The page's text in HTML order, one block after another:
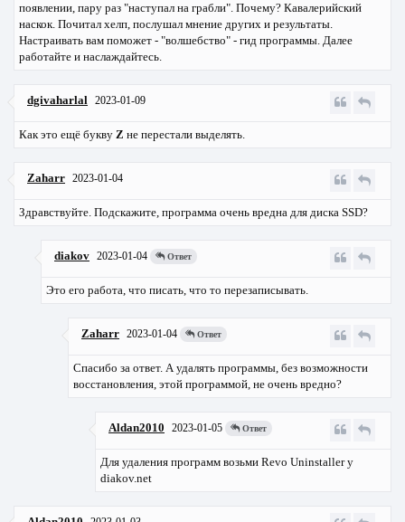
появлении, пару раз "наступал на грабли". Почему? Кавалерийский
наскок. Почитал хелп, послушал мнение других и результаты.
Настраивать вам поможет - "волшебство" - гид программы. Далее
работайте и наслаждайтесь.
dgivaharlal 2023-01-09
Как это ещё букву Z не перестали выделять.
Zaharr 2023-01-04
Здравствуйте. Подскажите, программа очень вредна для диска SSD?
diakov 2023-01-04 Ответ
Это его работа, что писать, что то перезаписывать.
Zaharr 2023-01-04 Ответ
Спасибо за ответ. А удалять программы, без возможности
восстановления, этой программой, не очень вредно?
Aldan2010 2023-01-05 Ответ
Для удаления программ возьми Revo Uninstaller у
diakov.net